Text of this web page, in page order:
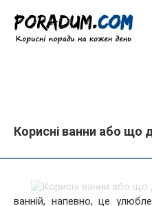
вмісту
Корисні ванни або що
ванній, напевно, це